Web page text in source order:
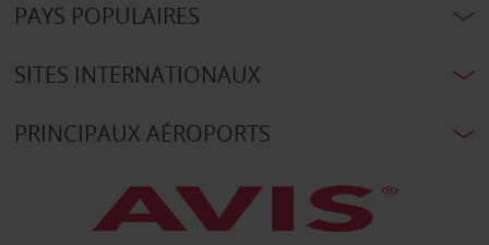
PAYS POPULAIRES
SITES INTERNATIONAUX
PRINCIPAUX AÉROPORTS